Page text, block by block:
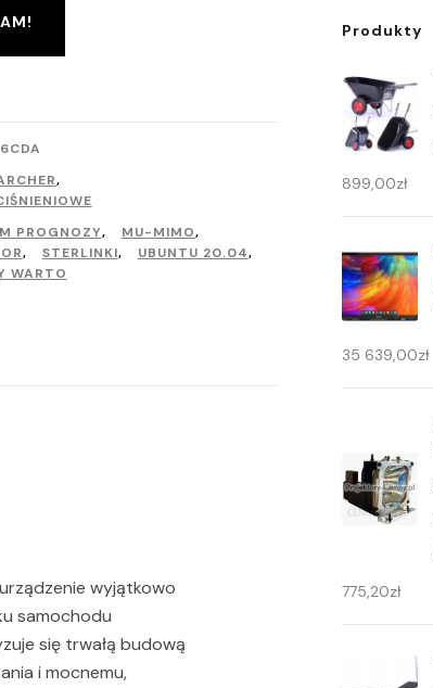
,
PROGNOZY, MU-MIMO,
, STERLINKI, UBUNTU 20.04,
WARTO
wyjątkowo
samochodu
się trwałą budową
i mocnemu,
Produkty
899,00zł
35 639,00zł
775,20zł